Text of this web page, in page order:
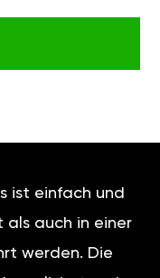
ist einfach und
als auch in einer
werden. Die